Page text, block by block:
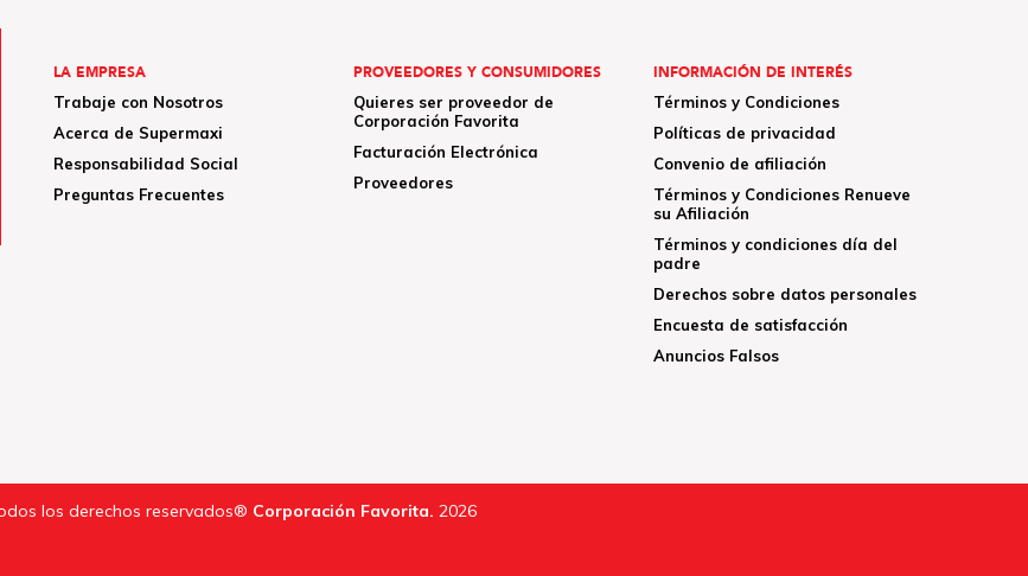
LA EMPRESA
Trabaje con Nosotros
Acerca de Supermaxi
Responsabilidad Social
Preguntas Frecuentes
PROVEEDORES Y CONSUMIDORES
Quieres ser proveedor de
Corporación Favorita
Facturación Electrónica
Proveedores
INFORMACIÓN DE INTERÉS
Términos y Condiciones
Políticas de privacidad
Convenio de afiliación
Términos y Condiciones Renueve
su Afiliación
Términos y condiciones día del
padre
Derechos sobre datos personales
Encuesta de satisfacción
Anuncios Falsos
los derechos reservados® Corporación Favorita. 2026